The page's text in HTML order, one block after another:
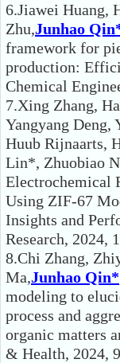
6.Jiawei Huang,
Zhu,Junhao
framework for
production:
Chemical
7.Xing Zhang,
Yangyang Deng,
Huub Rijnaarts,
Lin*, Zhuobiao
Electrochemical
Using ZIF-67
Insights and
Research, 2024,
8.Chi Zhang,
Ma,Junhao Qin*
modeling to
process and
organic matters
& Health, 2024,